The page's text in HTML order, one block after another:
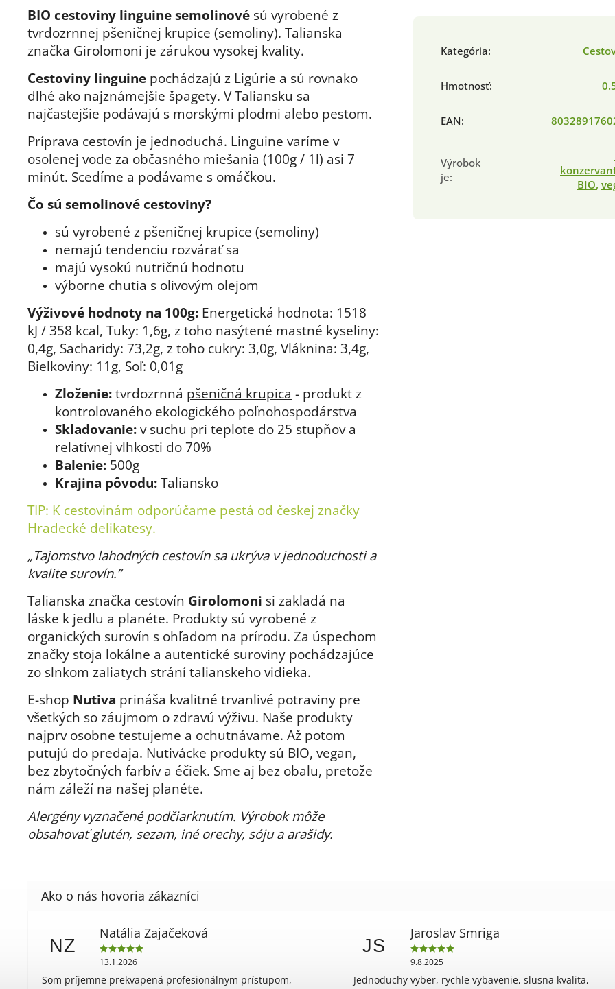
BIO cestoviny linguine semolinové sú vyrobené z
tvrdozrnnej pšeničnej krupice (semoliny). Talianska
značka Girolomoni je zárukou vysokej kvality.
Cestoviny linguine pochádzajú z Ligúrie a sú rovnako
dlhé ako najznámejšie špagety. V Taliansku sa
najčastejšie podávajú s morskými plodmi alebo pestom.
Príprava cestovín je jednoduchá. Linguine varíme v
osolenej vode za občasného miešania (100g / 1l) asi 7
minút. Scedíme a podávame s omáčkou.
Čo sú semolinové cestoviny?
sú vyrobené z pšeničnej krupice (semoliny)
nemajú tendenciu rozvárať sa
majú vysokú nutričnú hodnotu
výborne chutia s olivovým olejom
Výživové hodnoty na 100g: Energetická hodnota: 1518
kJ / 358 kcal, Tuky: 1,6g, z toho nasýtené mastné kyseliny:
0,4g, Sacharidy: 73,2g, z toho cukry: 3,0g, Vláknina: 3,4g,
Bielkoviny: 11g, Soľ: 0,01g
Zloženie: tvrdozrnná pšeničná krupica - produkt z
kontrolovaného ekologického poľnohospodárstva
Skladovanie: v suchu pri teplote do 25 stupňov a
relatívnej vlhkosti do 70%
Balenie: 500g
Krajina pôvodu: Taliansko
TIP: K cestovinám odporúčame pestá od českej značky
Hradecké delikatesy.
„Tajomstvo lahodných cestovín sa ukrýva v jednoduchosti a
kvalite surovín.”
Talianska značka cestovín Girolomoni si zakladá na
láske k jedlu a planéte. Produkty sú vyrobené z
organických surovín s ohľadom na prírodu. Za úspechom
značky stoja lokálne a autentické suroviny pochádzajúce
zo slnkom zaliatych strání talianskeho vidieka.
E-shop Nutiva prináša kvalitné trvanlivé potraviny pre
všetkých so záujmom o zdravú výživu. Naše produkty
najprv osobne testujeme a ochutnávame. Až potom
putujú do predaja. Nutivácke produkty sú BIO, vegan,
bez zbytočných farbív a éčiek. Sme aj bez obalu, pretože
nám záleží na našej planéte.
Alergény vyznačené podčiarknutím. Výrobok môže
obsahovať glutén, sezam, iné orechy, sóju a arašidy.
Kategória:
Hmotnosť:
EAN:
Výrobok
je:
BIO,
NZ
Natália Zajačeková
13.1.2026
Som príjemne prekvapená profesionálnym prístupom,
JS
Jaroslav Smriga
9.8.2025
Jednoduchy vyber, rychle vybavenie, slusna kvalita,